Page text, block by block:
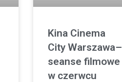
Kina Cinema
City Warszawa–
seanse filmowe
w czerwcu